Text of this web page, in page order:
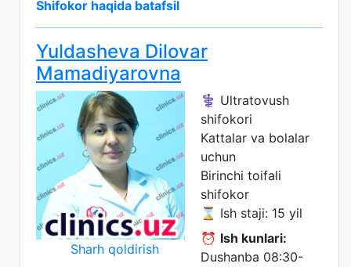
Shifokor haqida batafsil
Yuldasheva Dilovar
Mamadiyarovna
Sharh qoldirish
⚕️ Ultratovush
shifokori
Kattalar va bolalar
uchun
Birinchi toifali
shifokor
⌛ Ish staji: 15 yil
⏰ Ish kunlari:
Dushanba 08:30-